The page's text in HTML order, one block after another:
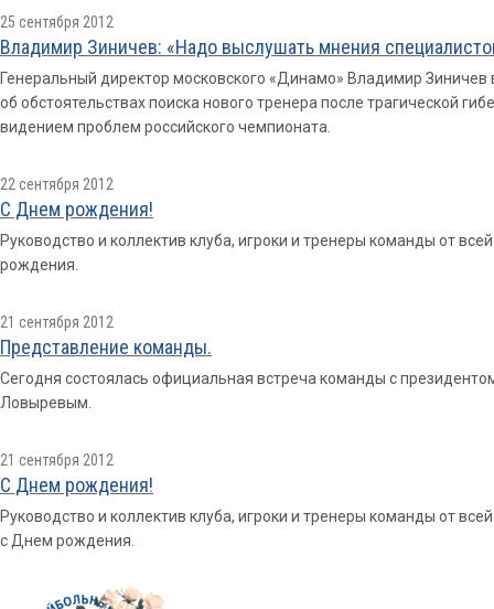
25 сентября 2012
Владимир Зиничев: «Надо выслушать мнения
Генеральный директор московского «Динамо» Владимир Зиничев
об обстоятельствах поиска нового тренера после трагической
видением проблем российского чемпионата.
22 сентября 2012
С Днем рождения!
Руководство и коллектив клуба, игроки и тренеры команды от
рождения.
21 сентября 2012
Представление команды.
Сегодня состоялась официальная встреча команды с
Ловыревым.
21 сентября 2012
С Днем рождения!
Руководство и коллектив клуба, игроки и тренеры команды от
с Днем рождения.